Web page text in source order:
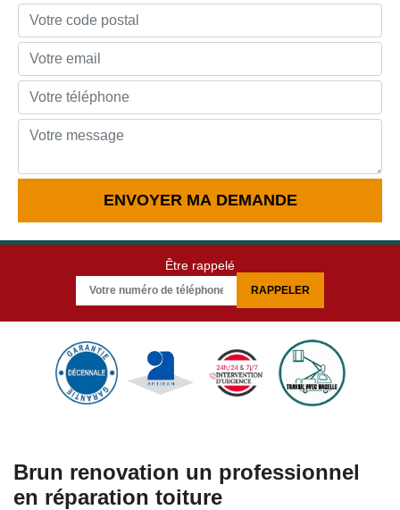
Être rappelé
Brun renovation un professionnel
en réparation toiture